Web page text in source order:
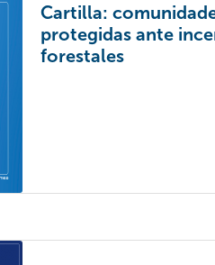
Cartilla:
protegidas ante
forestales